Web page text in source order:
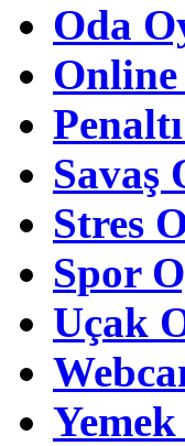
Oda
Savaş
Stres
Spor
Uçak